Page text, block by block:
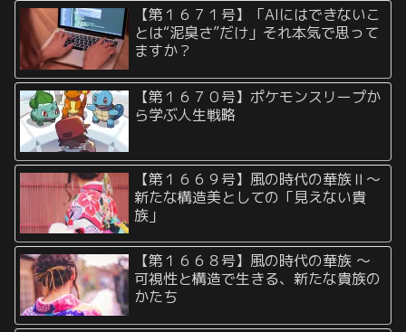
【第１６７１号】「AIにはできないこ
とは“泥臭さ”だけ」それ本気で思って
ますか？
【第１６７０号】ポケモンスリープか
ら学ぶ人生戦略
【第１６６９号】風の時代の華族Ⅱ〜
新たな構造美としての「見えない貴
族」
【第１６６８号】風の時代の華族 〜
可視性と構造で生きる、新たな貴族の
かたち